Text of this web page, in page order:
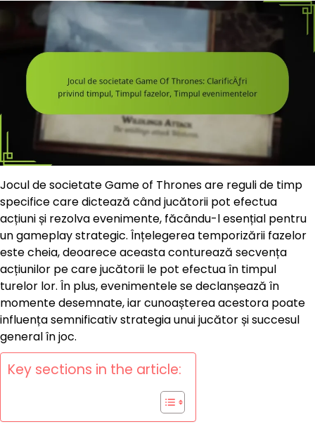
Jocul de societate Game of Thrones are reguli de timp
specifice care dictează când jucătorii pot efectua
acțiuni și rezolva evenimente, făcându-l esențial pentru
un gameplay strategic. Înțelegerea temporizării fazelor
este cheia, deoarece aceasta conturează secvența
acțiunilor pe care jucătorii le pot efectua în timpul
turelor lor. În plus, evenimentele se declanșează în
momente desemnate, iar cunoașterea acestora poate
influența semnificativ strategia unui jucător și succesul
general în joc.
Key sections in the article: